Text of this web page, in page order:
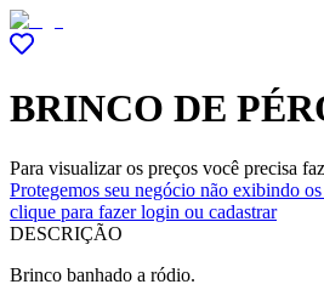
BRINCO DE
Para visualizar os preços você precisa
Protegemos seu negócio não exibindo
clique para fazer login ou cadastrar
DESCRIÇÃO
Brinco banhado a ródio.